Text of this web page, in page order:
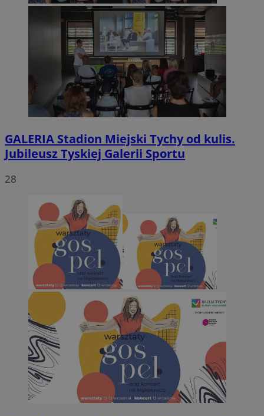
GALERIA Stadion Miejski Tychy od kulis.
Jubileusz Tyskiej Galerii Sportu
28